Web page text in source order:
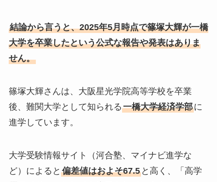
結論から言うと、2025年5月時点で篠塚大輝が一橋
大学を卒業したという公式な報告や発表はありま
せん。
篠塚大輝さんは、大阪星光学院高等学校を卒業
後、難関大学として知られる一橋大学経済学部に
進学しています。
大学受験情報サイト（河合塾、マイナビ進学な
ど）によると 偏差値はおよそ67.5と高く、「高学